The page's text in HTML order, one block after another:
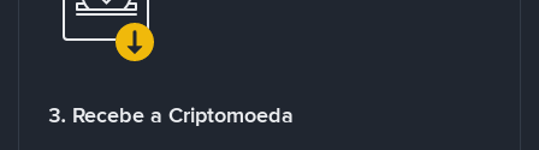
3. Recebe a Criptomoeda